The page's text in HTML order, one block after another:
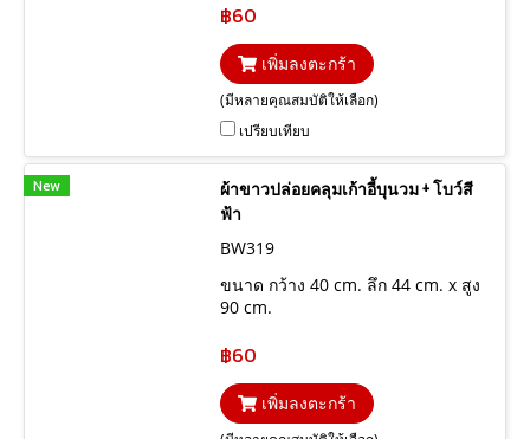
฿60
เพิ่มลงตะกร้า
(มีหลายคุณสมบัติให้เลือก)
เปรียบเทียบ
New
ผ้าขาวปล่อยคลุมเก้าอี้บุนวม + โบว์สี
ฟ้า
BW319
ขนาด กว้าง 40 cm. ลึก 44 cm. x สูง
90 cm.
฿60
เพิ่มลงตะกร้า